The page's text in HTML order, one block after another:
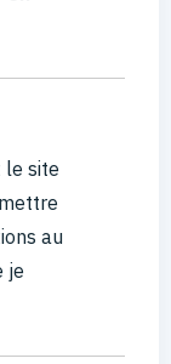
le site
au
je